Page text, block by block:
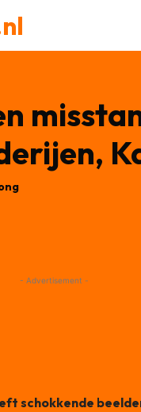
- Advertisement -
schokkende